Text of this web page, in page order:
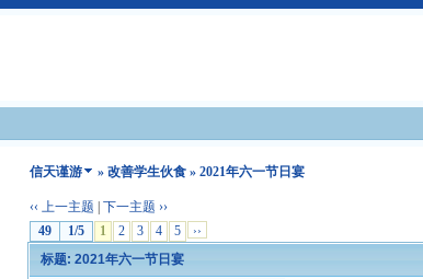
信天谨游 » 改善学生伙食» 2021年六一节日宴
‹‹ 上一主题
下一主题 ››
49
1/5 1 2 3 4 5 ››
标题: 2021年六一节日宴